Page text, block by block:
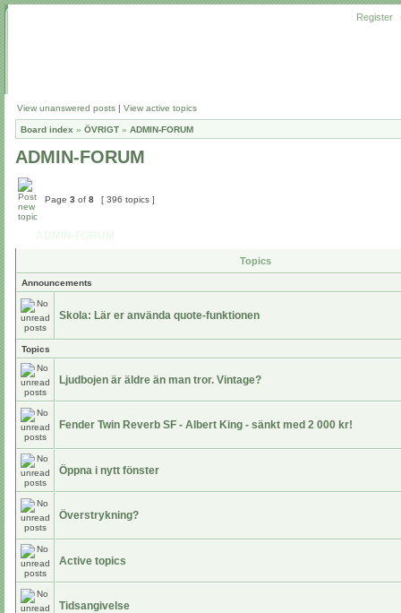
Register
View unanswered posts | View active topics
Board index » ÖVRIGT » ADMIN-FORUM
ADMIN-FORUM
Page 3 of 8 [ 396 topics ]
Topics
Announcements
Skola: Lär er använda quote-funktionen
Topics
Ljudbojen är äldre än man tror. Vintage?
Fender Twin Reverb SF - Albert King - sänkt med 2 000 kr!
Öppna i nytt fönster
Överstrykning?
Active topics
Tidsangivelse